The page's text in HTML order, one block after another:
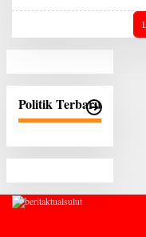
Politik Terbaru